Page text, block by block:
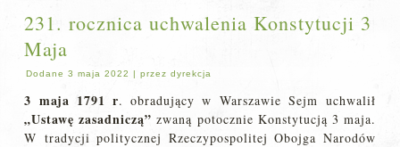
231. rocznica uchwalenia Konstytucji 3
Maja
Dodane 3 maja 2022 |przez dyrekcja
3 maja 1791 r. obradujący w Warszawie Sejm uchwalił
„Ustawę zasadniczą” zwaną potocznie Konstytucją 3 maja.
W tradycji politycznej Rzeczypospolitej Obojga Narodów